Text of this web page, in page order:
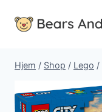
Hjem / Shop / Lego /